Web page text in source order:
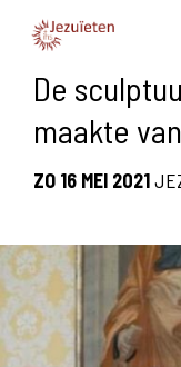
De
maakte
ZO 16 MEI 2021